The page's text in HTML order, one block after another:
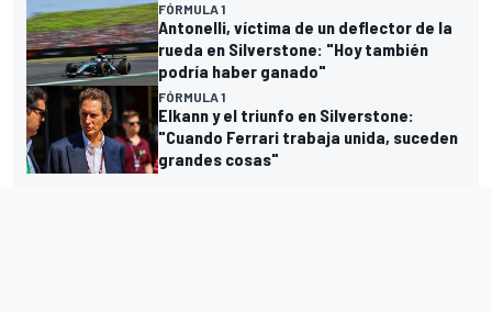
FÓRMULA 1
Antonelli, víctima de un deflector de la
rueda en Silverstone: "Hoy también
podría haber ganado"
FÓRMULA 1
Elkann y el triunfo en Silverstone:
"Cuando Ferrari trabaja unida, suceden
grandes cosas"